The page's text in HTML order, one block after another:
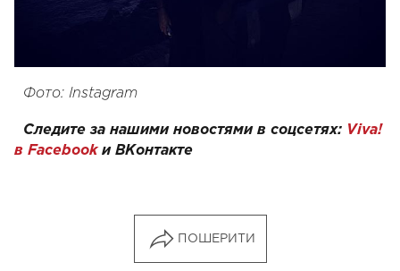
Фото: Instagram
Следите за нашими новостями в соцсетях: Viva!
в Facebookи ВКонтакте
ПОШЕРИТИ